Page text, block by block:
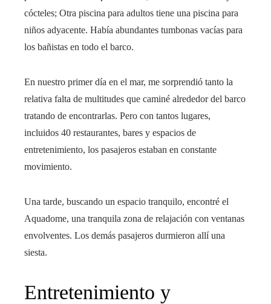
cócteles; Otra piscina para adultos tiene una piscina para
niños adyacente. Había abundantes tumbonas vacías para
los bañistas en todo el barco.
En nuestro primer día en el mar, me sorprendió tanto la
relativa falta de multitudes que caminé alrededor del barco
tratando de encontrarlas. Pero con tantos lugares,
incluidos 40 restaurantes, bares y espacios de
entretenimiento, los pasajeros estaban en constante
movimiento.
Una tarde, buscando un espacio tranquilo, encontré el
Aquadome, una tranquila zona de relajación con ventanas
envolventes. Los demás pasajeros durmieron allí una
siesta.
Entretenimiento y